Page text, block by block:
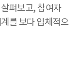
펴보고, 참여자
를 보다 입체적으